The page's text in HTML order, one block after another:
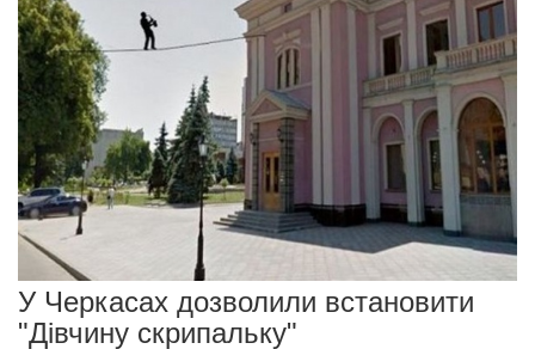
У Черкасах дозволили встановити
"Дівчину скрипальку"